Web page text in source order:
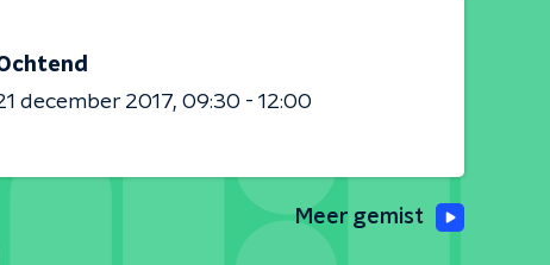
december 2017 09:30 - 12:00
Meer gemist